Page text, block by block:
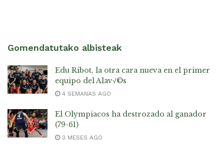
Gomendatutako albisteak
Edu Ribot, la otra cara nueva en el primer
equipo del Alav√©s
4 SEMANAS AGO
El Olympiacos ha destrozado al ganador
(79-61)
3 MESES AGO